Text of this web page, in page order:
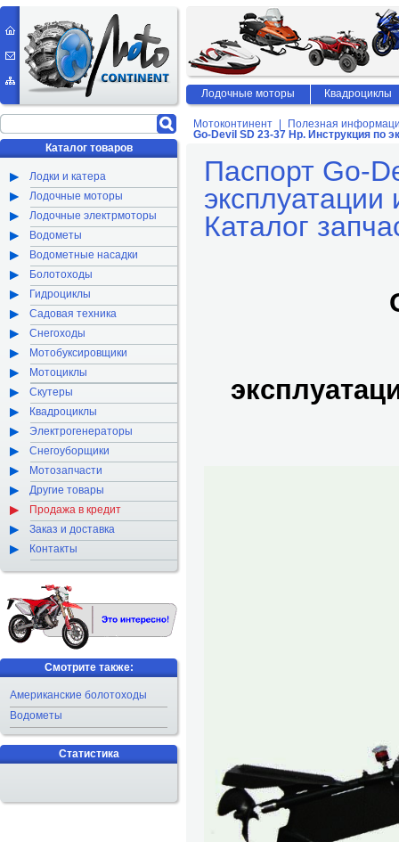
Мотоконтинент
Полезная
Go-Devil SD 23-37 Hp. Инструкция по
Паспорт Go-
Каталог
Каталог товаров
Лодки и катера
Лодочные моторы
Лодочные электрмоторы
Водометы
Водометные насадки
Болотоходы
Гидроциклы
Садовая техника
Снегоходы
Мотобуксировщики
Мотоциклы
Скутеры
Квадроциклы
Электрогенераторы
Снегоуборщики
Мотозапчасти
Другие товары
Продажа в кредит
Заказ и доставка
Контакты
Смотрите также:
Американские болотоходы
Водометы
Статистика
Лодочные моторы Квадроциклы